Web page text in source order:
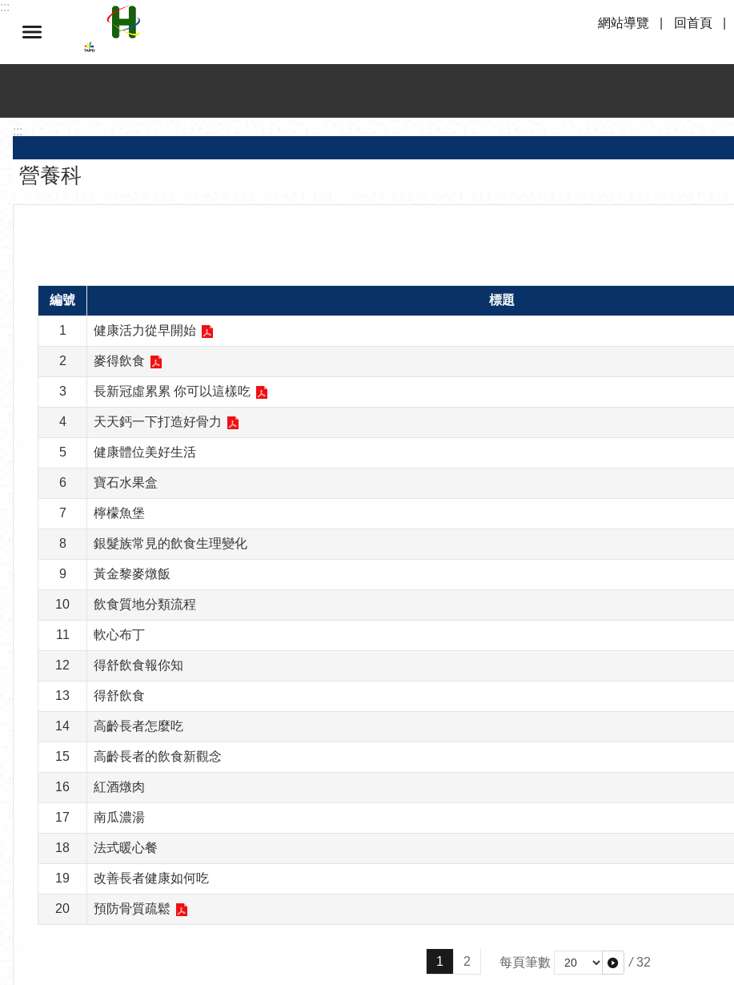
跳到主要內容區塊
:::
網站導覽
回首頁
:::
營養科
編號 標題
1 健康活力從早開始
2 麥得飲食
3 長新冠虛累累 你可以這樣吃
4 天天鈣一下打造好骨力
5 健康體位美好生活
6 寶石水果盒
7 檸檬魚堡
8 銀髮族常見的飲食生理變化
9 黃金黎麥燉飯
10 飲食質地分類流程
11 軟心布丁
12 得舒飲食報你知
13 得舒飲食
14 高齡長者怎麼吃
15 高齡長者的飲食新觀念
16 紅酒燉肉
17 南瓜濃湯
18 法式暖心餐
19 改善長者健康如何吃
20 預防骨質疏鬆
1 2 每頁筆數 / 32